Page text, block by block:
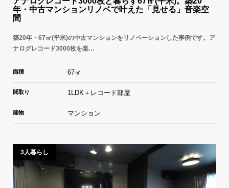
年・中古マンションリノベで叶えた「見せる」音楽空
間
築20年・67㎡(平米)の中古マンションをリノベーションした事例です。ア
ナログレコード3000枚を楽…
面積 67㎡
間取り 1LDK＋レコード部屋
建物 マンション
3人暮らし